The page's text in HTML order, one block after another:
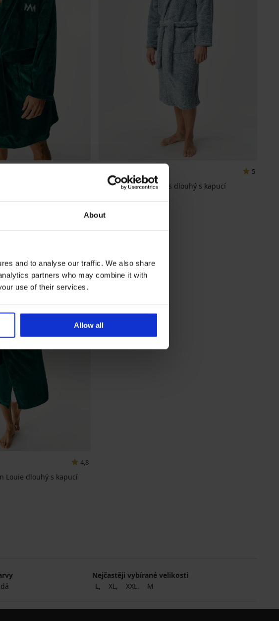
About
and to analyse our traffic. We also share
partners who may combine it with
use of their services.
Allow all
5
Hřejivý župan Francis dlouhý s kapucí
4,8
Louie dlouhý s kapucí
Nejčastěji vybírané velikosti
L
XL XXL M